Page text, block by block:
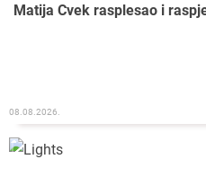
Matija Cvek rasplesao i
08.08.2026.